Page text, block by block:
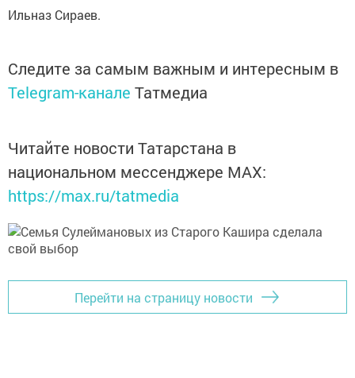
Ильназ Сираев.
Следите за самым важным и интересным в
Telegram-канале Татмедиа
Читайте новости Татарстана в
национальном мессенджере MАХ:
https://max.ru/tatmedia
Перейти на страницу новости